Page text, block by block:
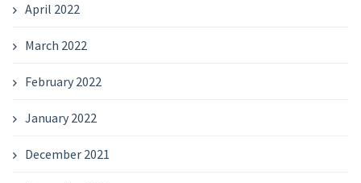
April 2022
March 2022
February 2022
January 2022
December 2021